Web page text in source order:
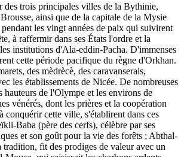
des trois principales villes de la Bythinie,
ainsi que de la capitale de la Mysie
les vingt années de paix qui suivirent
à raffermir dans ses États l'ordre et la
institutions d'Ala-eddin-Pacha. D'immenses
cette période pacifique du règne d'Orkhan.
des mèdrècè, des caravanserais,
les établissements de Nicée. De nombreuses
hauteurs de l'Olympe et les environs de
vénérés, dont les prières et la coopération
conquérir cette ville, s'établirent dans ces
Baba (père des cerfs), célèbre par ses
et son goût pour la vie des forêts ; Abthal-
fit des prodiges de valeur avec un